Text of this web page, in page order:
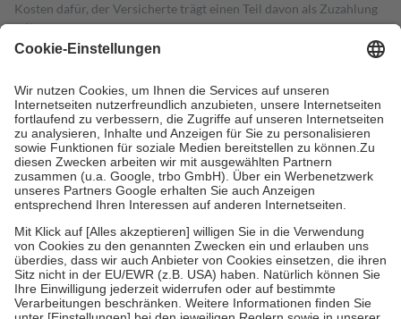
Kosten dafür, der Versicherte trägt einen Teil davon als Zuzahlung
mit.
Grundsätzlich leisten Mitglieder Zuzahlungen in Höhe von zehn
höchstens zehn Euro.
Es sind jedoch nie mehr als die tatsächlichen
Kosten der Leistung zu entrichten.
Diese Regeln gelten grundsätzlich auch für Online-Apotheken.
Bei Heilmitteln und häuslicher Krankenpflege beträgt die
Zuzahlung zehn Prozent der Kosten sowie zehn Euro je
Verordnung.
Um das Engagement der Versicherten für ihre eigene Gesundheit zu
stärken und die besondere Stellung der Familie zu unterstützen,
fallenkeine Zuzahlungenan bei:
• Kindern und Jugendlichen bis zum vollendeten 18. Lebensjahr
mit Ausnahme der Fahrkosten
• Untersuchungen zur Vorsorge und Früherkennung, die von der
GKV getragen werden